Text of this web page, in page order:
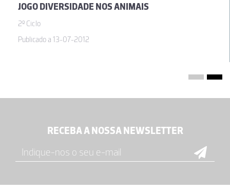
JOGO DIVERSIDADE NOS ANIMAIS
2º Ciclo
Publicado a 13-07-2012
RECEBA A NOSSA NEWSLETTER